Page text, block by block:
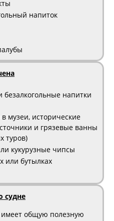
напиток
безалкогольные напитки
музеи, исторические
и грязевые ванны
туров)
кукурузные чипсы
или бутылках
судне
имеет общую полезную